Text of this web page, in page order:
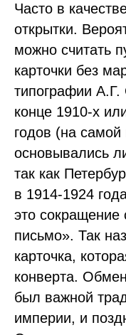
Часто в
открытки.
можно считать
карточки без
типографии А.Г.
конце 1910-х
годов (на самой
основывались
так как
в 1914-1924
это сокращение
письмо». Так
карточка,
конверта.
был важной
империи, и